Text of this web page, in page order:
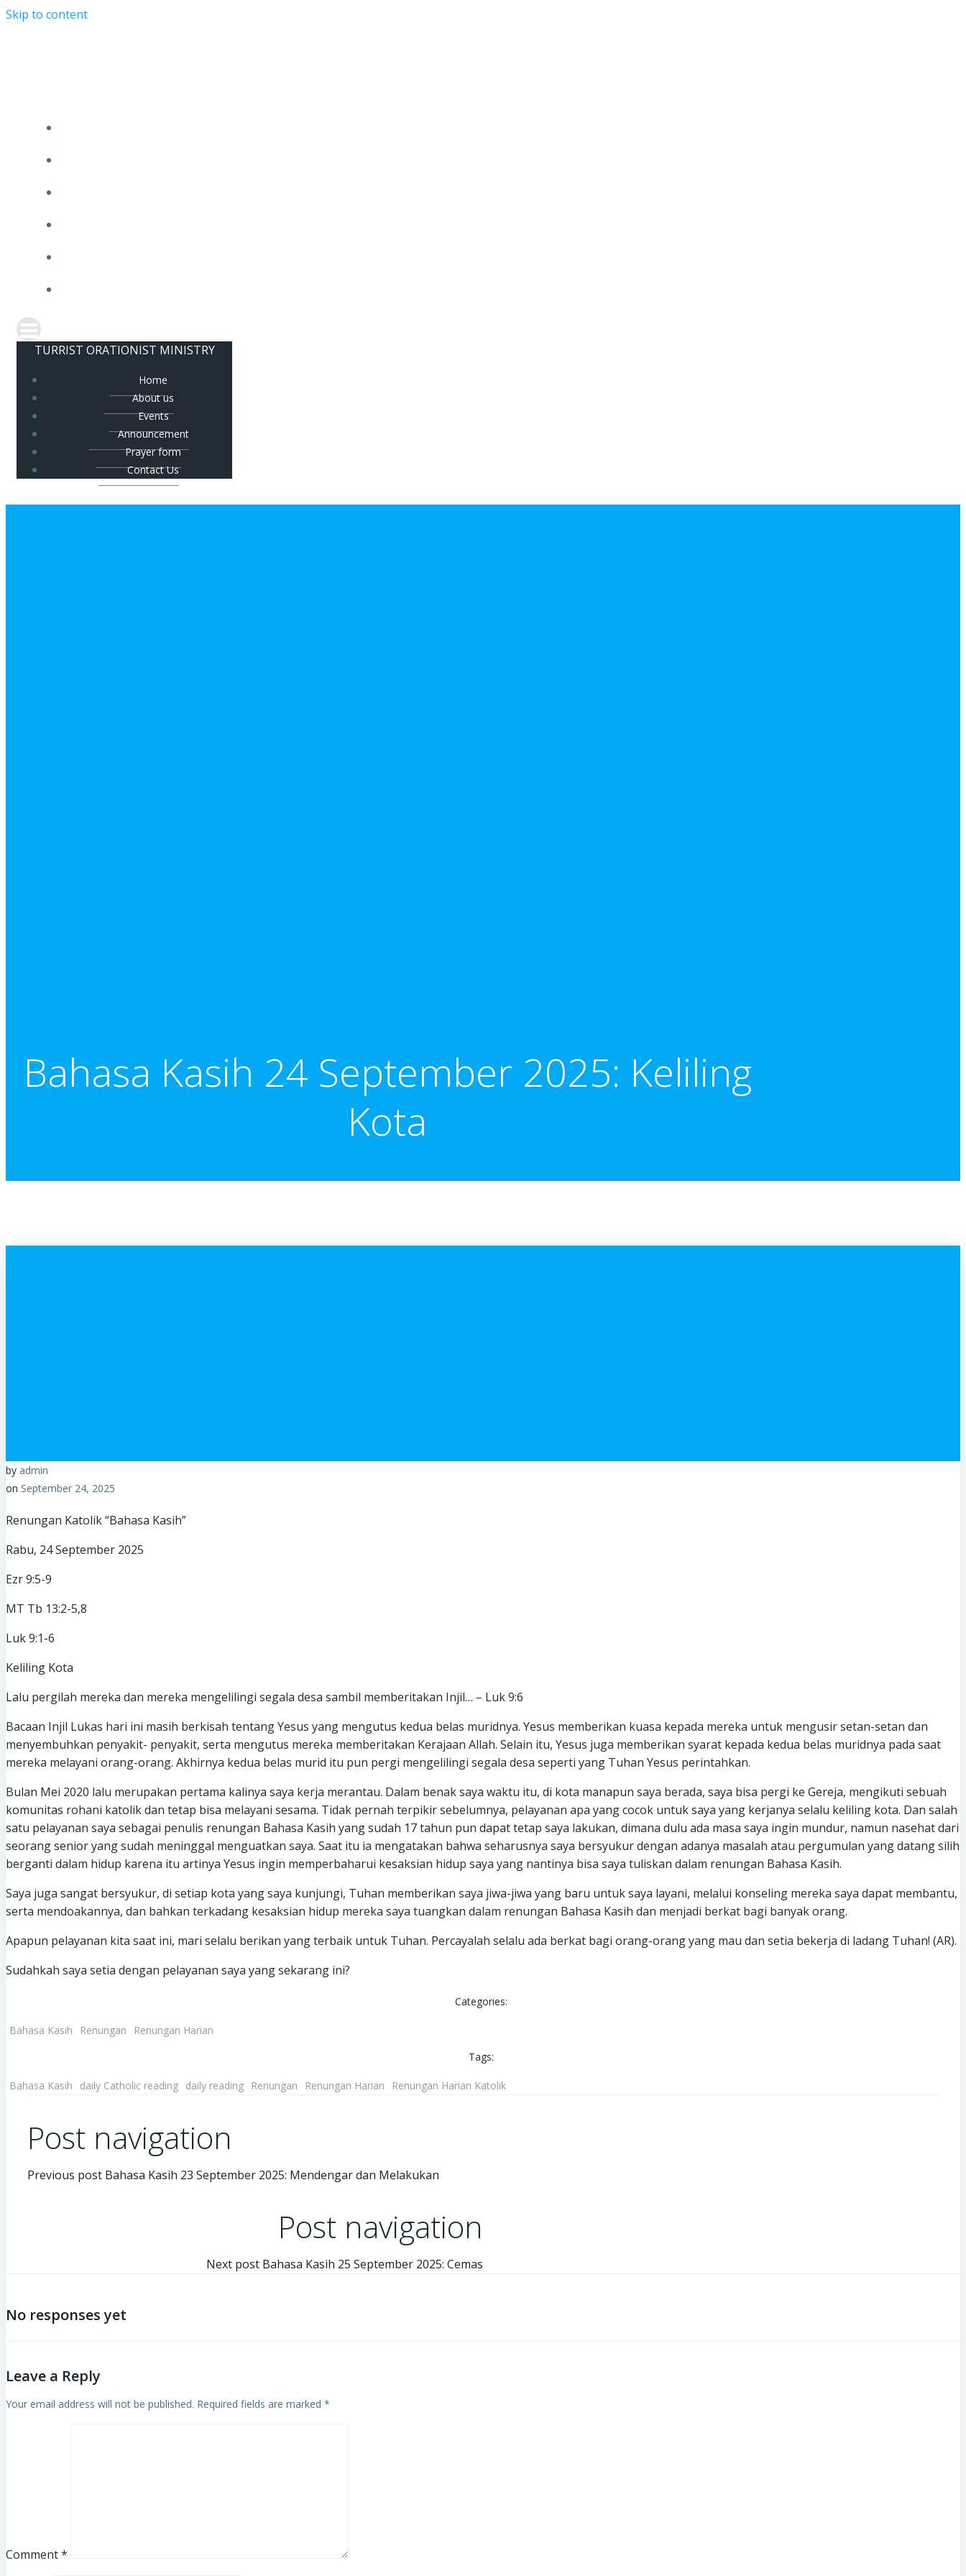
Skip to content
TURRIST ORATIONIST MINISTRY
Home
About us
Events
Announcement
Prayer form
Contact Us
Bahasa Kasih 24 September 2025: Keliling
Kota
by admin
on September 24, 2025
Renungan Katolik “Bahasa Kasih”
Rabu, 24 September 2025
Ezr 9:5-9
MT Tb 13:2-5,8
Luk 9:1-6
Keliling Kota
Lalu pergilah mereka dan mereka mengelilingi segala desa sambil memberitakan Injil… – Luk 9:6
Bacaan Injil Lukas hari ini masih berkisah tentang Yesus yang mengutus kedua belas muridnya. Yesus memberikan kuasa kepada mereka untuk mengusir setan-setan dan
menyembuhkan penyakit- penyakit, serta mengutus mereka memberitakan Kerajaan Allah. Selain itu, Yesus juga memberikan syarat kepada kedua belas muridnya pada saat
mereka melayani orang-orang. Akhirnya kedua belas murid itu pun pergi mengelilingi segala desa seperti yang Tuhan Yesus perintahkan.
Bulan Mei 2020 lalu merupakan pertama kalinya saya kerja merantau. Dalam benak saya waktu itu, di kota manapun saya berada, saya bisa pergi ke Gereja, mengikuti sebuah
komunitas rohani katolik dan tetap bisa melayani sesama. Tidak pernah terpikir sebelumnya, pelayanan apa yang cocok untuk saya yang kerjanya selalu keliling kota. Dan salah
satu pelayanan saya sebagai penulis renungan Bahasa Kasih yang sudah 17 tahun pun dapat tetap saya lakukan, dimana dulu ada masa saya ingin mundur, namun nasehat dari
seorang senior yang sudah meninggal menguatkan saya. Saat itu ia mengatakan bahwa seharusnya saya bersyukur dengan adanya masalah atau pergumulan yang datang silih
berganti dalam hidup karena itu artinya Yesus ingin memperbaharui kesaksian hidup saya yang nantinya bisa saya tuliskan dalam renungan Bahasa Kasih.
Saya juga sangat bersyukur, di setiap kota yang saya kunjungi, Tuhan memberikan saya jiwa-jiwa yang baru untuk saya layani, melalui konseling mereka saya dapat membantu,
serta mendoakannya, dan bahkan terkadang kesaksian hidup mereka saya tuangkan dalam renungan Bahasa Kasih dan menjadi berkat bagi banyak orang.
Apapun pelayanan kita saat ini, mari selalu berikan yang terbaik untuk Tuhan. Percayalah selalu ada berkat bagi orang-orang yang mau dan setia bekerja di ladang Tuhan! (AR).
Sudahkah saya setia dengan pelayanan saya yang sekarang ini?
Categories:
Bahasa Kasih Renungan
Renungan Harian
Tags:
Bahasa Kasih daily Catholic reading daily reading Renungan Renungan Harian Renungan Harian Katolik
Post navigation
Previous post Bahasa Kasih 23 September 2025: Mendengar dan Melakukan
Post navigation
Next post Bahasa Kasih 25 September 2025: Cemas
No responses yet
Leave a Reply
Your email address will not be published. Required fields are marked *
Comment*